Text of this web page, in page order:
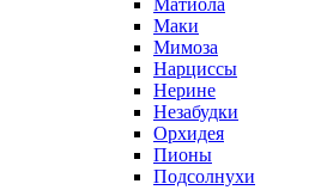
Матиола
Маки
Мимоза
Нарциссы
Нерине
Незабудки
Орхидея
Пионы
Подсолнухи